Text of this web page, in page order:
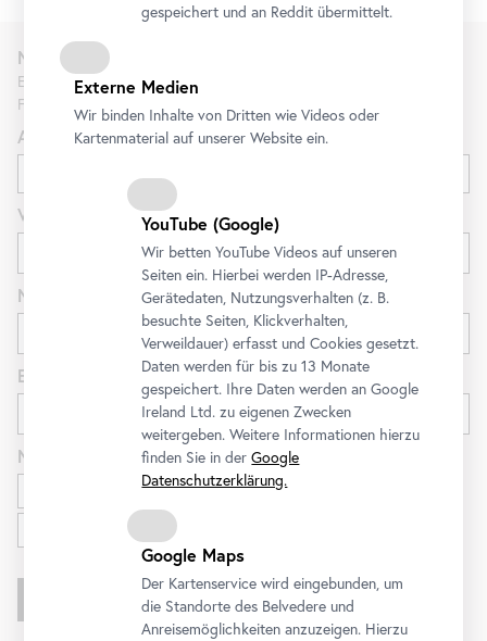
Newsletter
Erfahren Sie als Erste*r über neue Ausstellungen, Workshops,
Führungen und Aktionen des Belvedere.
Anrede
Vorname
Nachname
E-Mail
Newsletter
Ausstellungen und Programm
gespeichert und an Reddit übermittelt.
Externe Medien
Wir binden Inhalte von Dritten wie Videos oder
Kartenmaterial auf unserer Website ein.
YouTube (Google)
Wir bettenYouTube Videos auf unseren
Seiten ein. Hierbei werden IP-Adresse,
Gerätedaten, Nutzungsverhalten (z. B.
besuchte Seiten, Klickverhalten,
Verweildauer) erfasst und Cookies gesetzt.
Daten werden für bis zu 13 Monate
gespeichert. Ihre Daten werden an Google
Ireland Ltd. zu eigenen Zwecken
weitergeben. Weitere Informationen hierzu
finden Sie in derGoogle
Datenschutzerklärung.
Google Maps
Der Kartenservice wird eingebunden, um
die Standorte des Belvedere und
Anreisemöglichkeiten anzuzeigen. Hierzu